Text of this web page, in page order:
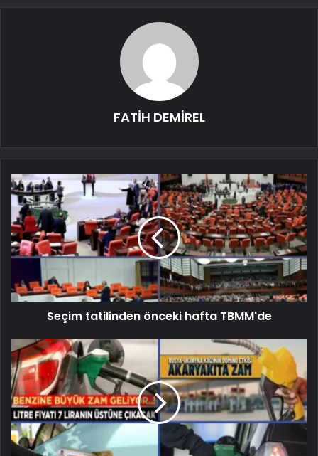
FATİH DEMİREL
Seçim tatilinden önceki hafta TBMM'de